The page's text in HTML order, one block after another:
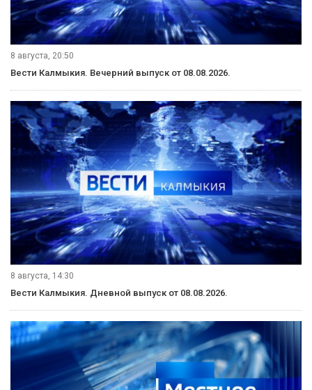
8 августа, 20:50
Вести Калмыкия. Вечерний выпуск от 08.08.2026.
8 августа, 14:30
Вести Калмыкия. Дневной выпуск от 08.08.2026.